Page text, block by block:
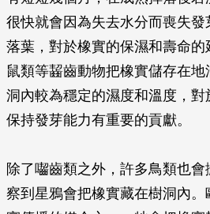
很快就會因為失去水分而喪失
落葉，對於橡實的保濕和壽命
鼠類等齧齒動物把橡實儲存在
洞內較為穩定的濕度和溫度，
保持發芽能力有重要的貢獻。
除了囓齒類之外，許多鳥類也
察到星鴉會把橡實藏在樹洞內